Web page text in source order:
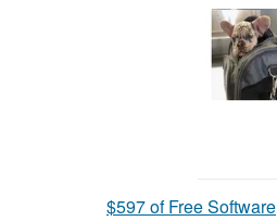
$597 of Free Software